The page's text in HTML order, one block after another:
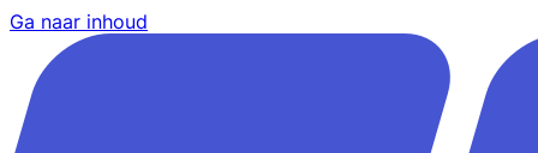
Ga naar inhoud